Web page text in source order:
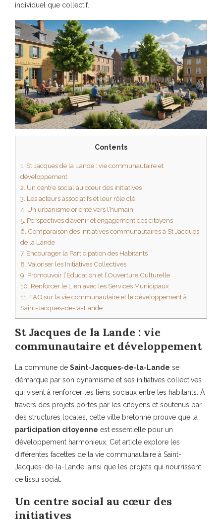
individuel que collectif.
Contents
1. St Jacques de la Lande : vie communautaire et
développement
2. Un centre social au cœur des initiatives
3. Les acteurs associatifs et leur rôle clé
4. Un urbanisme orienté vers l’humain
5. Perspectives d’avenir et engagement des citoyens
6. Comparaison des initiatives communautaires à St Jacques
de la Lande
7. Encourager la Participation des Habitants
8. Valoriser les Initiatives Collectives
9. Promouvoir l’Éducation et l’Ouverture Culturelle
10. Renforcer le Lien avec les Services Municipaux
11. FAQ sur la vie communautaire et le développement à
Saint-Jacques-de-la-Lande
St Jacques de la Lande : vie
communautaire et développement
La commune de Saint-Jacques-de-la-Lande se
démarque par son dynamisme et ses initiatives collectives
qui visent à renforcer les liens sociaux entre les habitants. À
travers des projets portés par les citoyens et soutenus par
des structures locales, cette ville bretonne prouve que la
participation citoyenne est essentielle pour un
développement harmonieux. Cet article explore les
différentes facettes de la vie communautaire à Saint-
Jacques-de-la-Lande, ainsi que les projets qui nourrissent
ce tissu social.
Un centre social au cœur des
initiatives